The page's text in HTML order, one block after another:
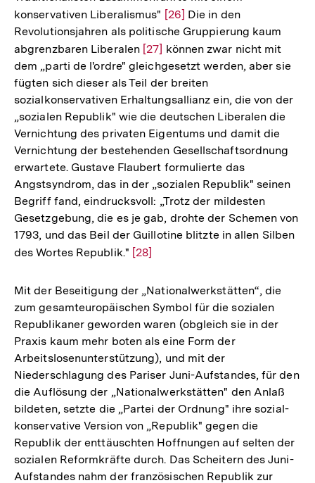
konservativen Liberalismus" Zur
Auflösung
der
Fußnote
[26] Die in den
Revolutionsjahren als politische Gruppierung kaum
abgrenzbaren Liberalen Zur
Auflösung
der
Fußnote
[27] können zwar nicht mit
dem „parti de l'ordre" gleichgesetzt werden, aber sie
fügten sich dieser als Teil der breiten
sozialkonservativen Erhaltungsallianz ein, die von der
„sozialen Republik" wie die deutschen Liberalen die
Vernichtung des privaten Eigentums und damit die
Vernichtung der bestehenden Gesellschaftsordnung
erwartete. Gustave Flaubert formulierte das
Angstsyndrom, das in der „sozialen Republik" seinen
Begriff fand, eindrucksvoll: „Trotz der mildesten
Gesetzgebung, die es je gab, drohte der Schemen von
1793, und das Beil der Guillotine blitzte in allen Silben
des Wortes Republik." Zur
der
Fußnote
[28]
Mit der Beseitigung der „Nationalwerkstätten“, die
zum gesamteuropäischen Symbol für die sozialen
Republikaner geworden waren (obgleich sie in der
Praxis kaum mehr boten als eine Form der
Arbeitslosenunterstützung), und mit der
Niederschlagung des Pariser Juni-Aufstandes, für den
die Auflösung der „Nationalwerkstätten" den Anlaß
bildeten, setzte die „Partei der Ordnung" ihre sozial-
konservative Version von „Republik" gegen die
Republik der enttäuschten Hoffnungen auf selten der
sozialen Reformkräfte durch. Das Scheitern des Juni-
Aufstandes nahm der französischen Republik zur